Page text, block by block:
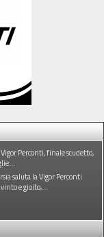
Perconti, finale scudetto,
saluta la Vigor Perconti
e gioito,...